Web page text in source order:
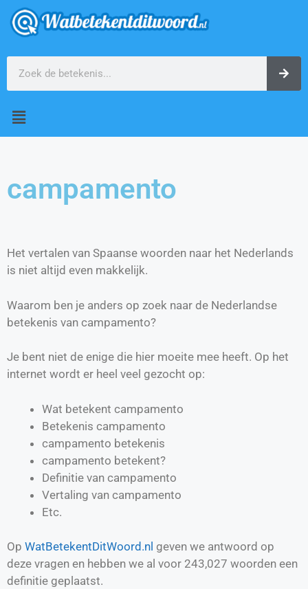
campamento
Het vertalen van Spaanse woorden naar het Nederlands
is niet altijd even makkelijk.
Waarom ben je anders op zoek naar de Nederlandse
betekenis van campamento?
Je bent niet de enige die hier moeite mee heeft. Op het
internet wordt er heel veel gezocht op:
Wat betekent campamento
Betekenis campamento
campamento betekenis
campamento betekent?
Definitie van campamento
Vertaling van campamento
Etc.
Op WatBetekentDitWoord.nl geven we antwoord op
deze vragen en hebben we al voor 243,027 woorden een
definitie geplaatst.